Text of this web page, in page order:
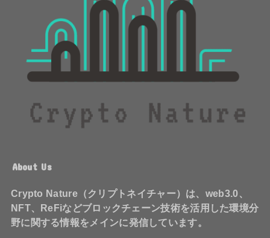
About Us
Crypto Nature（クリプトネイチャー）は、web3.0、
NFT、ReFiなどブロックチェーン技術を活用した環境分
野に関する情報をメインに発信しています。